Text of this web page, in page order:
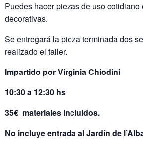
Puedes hacer piezas de uso
decorativas.
Se entregará la pieza terminada dos
realizado el taller.
Impartido por Virginia Chiodini
10:30 a 12:30 hs
35€ materiales incluidos.
No incluye entrada al Jardín de